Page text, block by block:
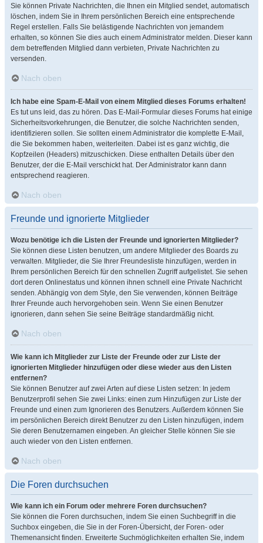
Sie können Private Nachrichten, die Ihnen ein Mitglied sendet, automatisch
löschen, indem Sie in Ihrem persönlichen Bereich eine entsprechende
Regel erstellen. Falls Sie belästigende Nachrichten von jemandem
erhalten, so können Sie dies auch einem Administrator melden. Dieser kann
dem betreffenden Mitglied dann verbieten, Private Nachrichten zu
versenden.
Nach oben
Ich habe eine Spam-E-Mail von einem Mitglied dieses Forums erhalten!
Es tut uns leid, das zu hören. Das E-Mail-Formular dieses Forums hat einige
Sicherheitsvorkehrungen, die Benutzer, die solche Nachrichten senden,
identifizieren sollen. Sie sollten einem Administrator die komplette E-Mail,
die Sie bekommen haben, weiterleiten. Dabei ist es ganz wichtig, die
Kopfzeilen (Headers) mitzuschicken. Diese enthalten Details über den
Benutzer, der die E-Mail verschickt hat. Der Administrator kann dann
entsprechend reagieren.
Nach oben
Freunde und ignorierte Mitglieder
Wozu benötige ich die Listen der Freunde und ignorierten Mitglieder?
Sie können diese Listen benutzen, um andere Mitglieder des Boards zu
verwalten. Mitglieder, die Sie Ihrer Freundesliste hinzufügen, werden in
Ihrem persönlichen Bereich für den schnellen Zugriff aufgelistet. Sie sehen
dort deren Onlinestatus und können ihnen schnell eine Private Nachricht
senden. Abhängig von dem Style, den Sie verwenden, können Beiträge
Ihrer Freunde auch hervorgehoben sein. Wenn Sie einen Benutzer
ignorieren, dann sehen Sie seine Beiträge standardmäßig nicht.
Nach oben
Wie kann ich Mitglieder zur Liste der Freunde oder zur Liste der
ignorierten Mitglieder hinzufügen oder diese wieder aus den Listen
entfernen?
Sie können Benutzer auf zwei Arten auf diese Listen setzen: In jedem
Benutzerprofil sehen Sie zwei Links: einen zum Hinzufügen zur Liste der
Freunde und einen zum Ignorieren des Benutzers. Außerdem können Sie
im persönlichen Bereich direkt Benutzer zu den Listen hinzufügen, indem
Sie deren Benutzernamen eingeben. An gleicher Stelle können Sie sie
auch wieder von den Listen entfernen.
Nach oben
Die Foren durchsuchen
Wie kann ich ein Forum oder mehrere Foren durchsuchen?
Sie können die Foren durchsuchen, indem Sie einen Suchbegriff in die
Suchbox eingeben, die Sie in der Foren-Übersicht, der Foren- oder
Themenansicht finden. Erweiterte Suchmöglichkeiten erhalten Sie, indem